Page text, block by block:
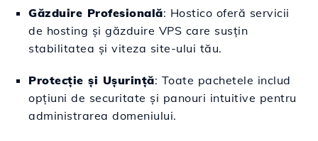
Găzduire Profesională: Hostico oferă servicii
de hosting și găzduire VPS care susțin
stabilitatea și viteza site-ului tău.
Protecție și Ușurință: Toate pachetele includ
opțiuni de securitate și panouri intuitive pentru
administrarea domeniului.